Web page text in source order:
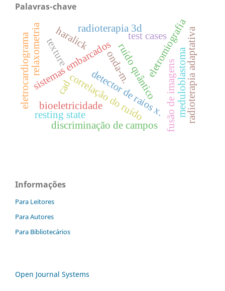
Palavras-chave
detector de raios x.
bioeletricidade
sistemas embarcados
eletrocardiograma ruído quântico
correlação do ruído
eletromiografia
fusão de imagensradioterapia adaptativa
test cases
radioterapia 3d
onda-m.
discriminação de campos
cad
haralick
texture
resting state meduloblastoma
relaxometria
Informações
Para Leitores
Para Autores
Para Bibliotecários
Open Journal Systems